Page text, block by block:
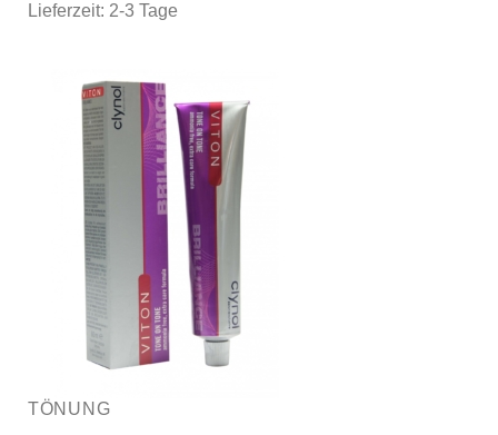
Lieferzeit: 2-3 Tage
TÖNUNG